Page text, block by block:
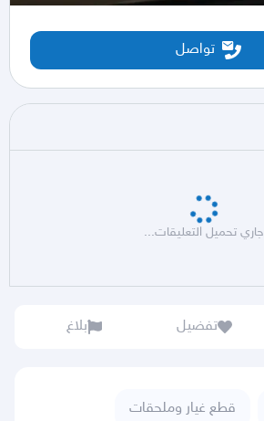
تواصل
جاري تحميل التعليقات...
تفضيل بلاغ
قطع غيار وملحقات